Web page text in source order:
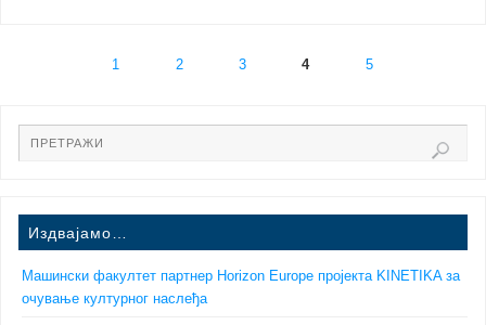
1 2 3 4 5
Издвајамо…
Машински факултет партнер Horizon Europe пројекта KINETIKA за
очување културног наслеђа